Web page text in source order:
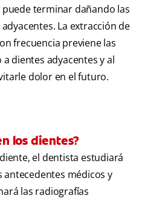
terminar dañando las
La extracción de
frecuencia previene las
dientes adyacentes y al
dolor en el futuro.
los dientes?
el dentista estudiará
antecedentes médicos y
las radiografías